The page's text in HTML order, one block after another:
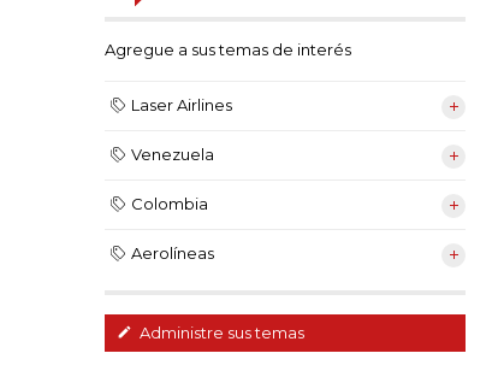
Agregue a sus temas de interés
Laser Airlines
Venezuela
Colombia
Aerolíneas
Administre sus temas